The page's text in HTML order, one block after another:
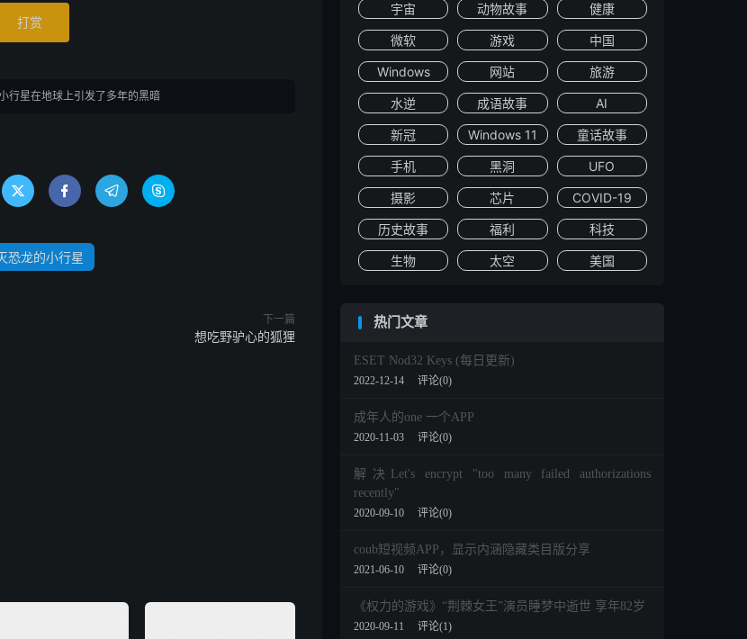
打赏
行星在地球上引发了多年的黑暗
   
恐龙的小行星
下一篇
想吃野驴心的狐狸
宇宙 动物故事 健康
微软 游戏 中国
Windows 网站 旅游
水逆 成语故事 AI
新冠 Windows 11 童话故事
手机 黑洞 UFO
摄影 芯片 COVID-19
历史故事 福利 科技
生物 太空 美国
热门文章
ESET Nod32 Keys (每日更新)
2022-12-14 评论(0)
成年人的one 一个APP
2020-11-03 评论(0)
解决Let's encrypt "too many failed authorizations
recently"
2020-09-10 评论(0)
coub短视频APP，显示内涵隐藏类目版分享
2021-06-10 评论(0)
《权力的游戏》“荆棘女王”演员睡梦中逝世 享年82岁
2020-09-11 评论(1)